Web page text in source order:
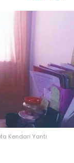
Kendari Yanti